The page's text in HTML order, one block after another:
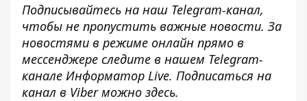
Подписывайтесь на наш Telegram-канал,
чтобы не пропустить важные новости. За
новостями в режиме онлайн прямо в
мессенджере следите в нашем Telegram-
канале Информатор Live. Подписаться на
канал в Viber можно здесь.